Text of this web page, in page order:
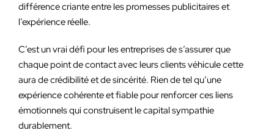
différence criante entre les promesses publicitaires et
l’expérience réelle.
C’est un vrai défi pour les entreprises de s’assurer que
chaque point de contact avec leurs clients véhicule cette
aura de crédibilité et de sincérité. Rien de tel qu’une
expérience cohérente et fiable pour renforcer ces liens
émotionnels qui construisent le capital sympathie
durablement.